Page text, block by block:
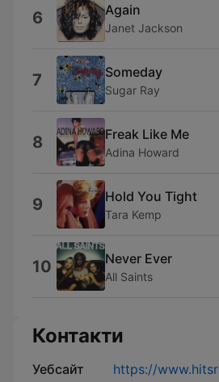
6 Again
Janet Jackson
7 Someday
Sugar Ray
8 Freak Like Me
Adina Howard
9 Hold You Tight
Tara Kemp
10 Never Ever
All Saints
Контакти
Уебсайт
https://